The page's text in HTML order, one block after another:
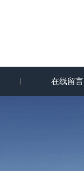
在线留言